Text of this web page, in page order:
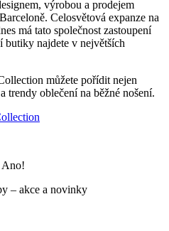
výrobou a prodejem
Celosvětová expanze na
má tato společnost zastoupení
butiky najdete v největších
můžete pořídit nejen
trendy oblečení na běžné nošení.
Ano!
– akce a novinky